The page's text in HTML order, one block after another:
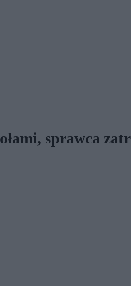
sprawca